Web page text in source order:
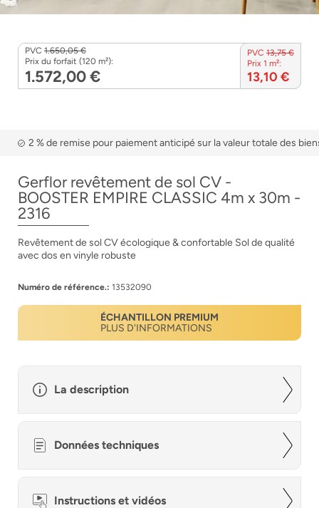
PVC 1.650,05 €
Prix du forfait (120 m²):
1.572,00 €
PVC 13,75 €
Prix 1 m²:
13,10 €
2 % de remise pour paiement anticipé sur la valeur totale des
Gerflor revêtement de sol CV -
BOOSTER EMPIRE CLASSIC 4m x 30m -
2316
Revêtement de sol CV écologique & confortable Sol de qualité
avec dos en vinyle robuste
Numéro de référence.: 13532090
ÉCHANTILLON PREMIUM
PLUS D'INFORMATIONS
La description
Données techniques
Instructions et vidéos